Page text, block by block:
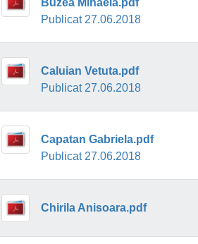
Publicat 27.06.2018
Caluian Vetuta.pdf
Publicat 27.06.2018
Capatan Gabriela.pdf
Publicat 27.06.2018
Chirila Anisoara.pdf